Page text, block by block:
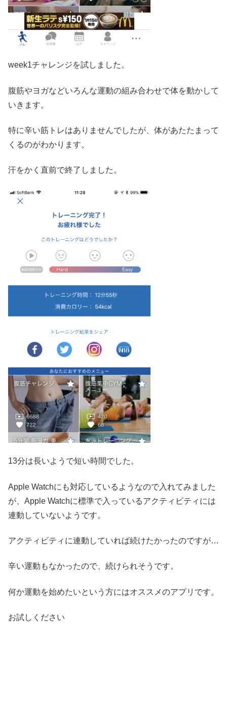
week1チャレンジを試しました。
腹筋やヨガなどいろんな運動の組み合わせで体を動かして
いきます。
特に辛い筋トレはありませんでしたが、体があたたまって
くるのがわかります。
汗をかく直前で終了しました。
13分は長いようで短い時間でした。
Apple Watchにも対応しているようなので入れてみました
が、Apple Watchに標準で入っているアクティビティには
連動していないようです。
アクティビティに連動していれば続けたかったのですが…
辛い運動もなかったので、続けられそうです。
何か運動を始めたいという方にはオススメのアプリです。
お試しください